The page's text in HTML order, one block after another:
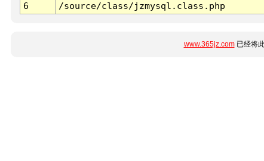
6
/source/class/jzmysql.class.php
www.365jz.com已经将